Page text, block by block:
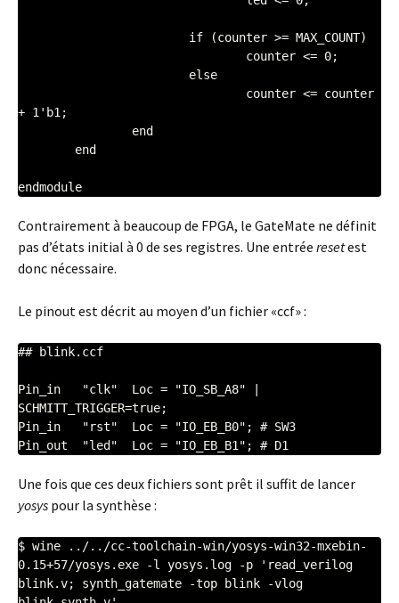
+ 1'b1;
endmodule
Contrairement à beaucoup de FPGA, le GateMate ne définit
pas d’états initial à 0 de ses registres. Une entrée resetest
donc nécessaire.
Le pinout est décrit au moyen d’un fichier «ccf» :
## blink.ccf
Pin_in   "clk"  Loc = "IO_SB_A8" |
SCHMITT_TRIGGER=true;
Pin_in   "rst"  Loc = "IO_EB_B0"; # SW3
Pin_out  "led"  Loc = "IO_EB_B1"; # D1
Une fois que ces deux fichiers sont prêt il suffit de lancer
yosys pour la synthèse :
$ wine ../../cc-toolchain-win/yosys-win32-mxebin-
0.15+57/yosys.exe -l yosys.log -p 'read_verilog
blink.v; synth_gatemate -top blink -vlog